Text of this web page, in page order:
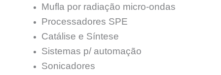
Mufla por radiação micro-ondas
Processadores SPE
Catálise e Síntese
Sistemas p/ automação
Sonicadores